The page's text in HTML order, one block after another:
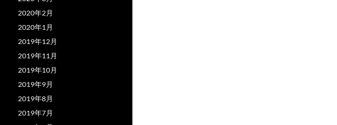
2020年2月
2020年1月
2019年12月
2019年11月
2019年10月
2019年9月
2019年8月
2019年7月